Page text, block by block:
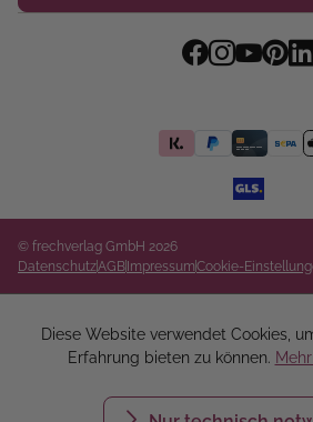
© frechverlag GmbH 2026
DatenschutzAGBImpressumCookie-
Diese Website verwendet Cookies,
Erfahrung bieten zu können.